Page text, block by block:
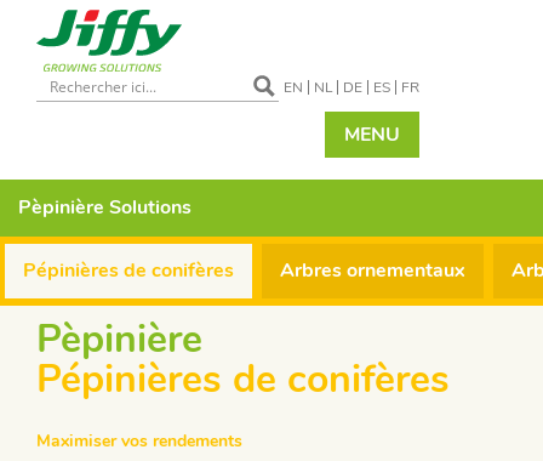
EN NL DE ES FR
MENU
Pèpinière Solutions
Pépinières de conifères Arbres ornementaux
Pèpinière
Pépinières de conifères
Maximiser vos rendements